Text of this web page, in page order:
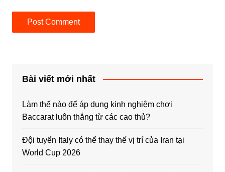
Bài viết mới nhất
Làm thế nào để áp dụng kinh nghiệm chơi
Baccarat luôn thắng từ các cao thủ?
Đội tuyển Italy có thể thay thế vị trí của Iran tại
World Cup 2026